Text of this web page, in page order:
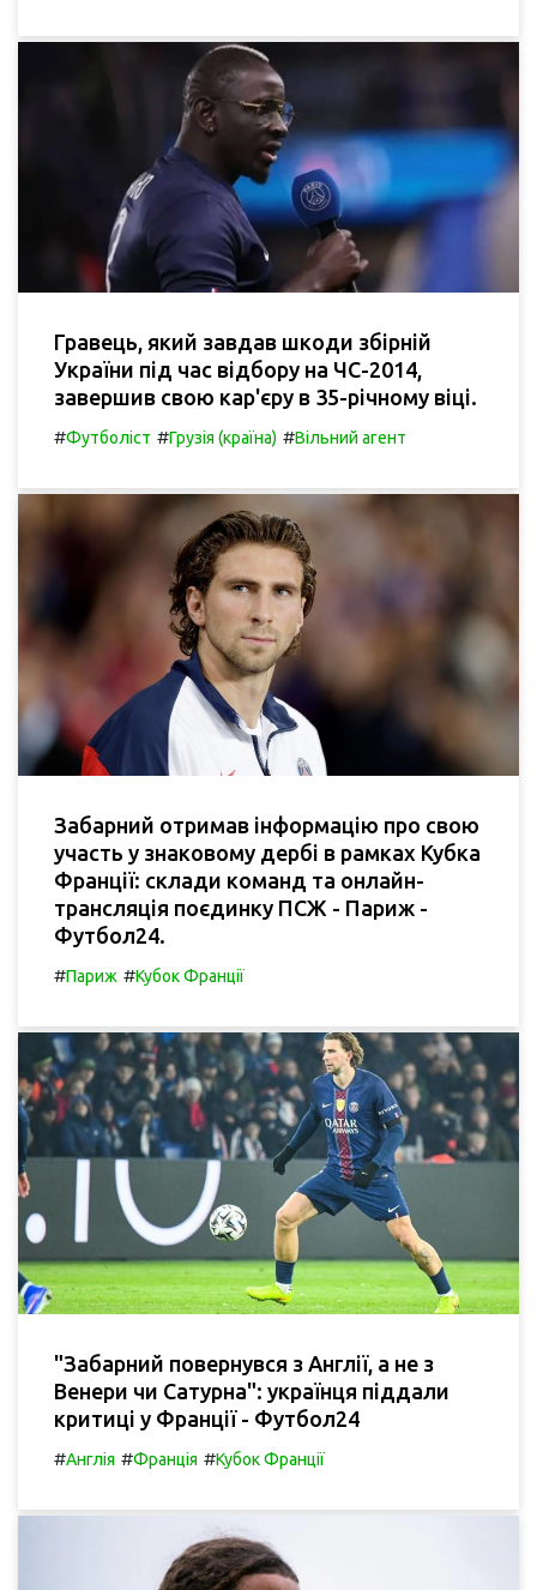
Гравець, який завдав шкоди збірній
України під час відбору на ЧС-2014,
завершив свою кар'єру в 35-річному віці.
#Футболіст #Грузія (країна) #Вільний агент
Забарний отримав інформацію про свою
участь у знаковому дербі в рамках Кубка
Франції: склади команд та онлайн-
трансляція поєдинку ПСЖ - Париж -
Футбол24.
#Париж #Кубок Франції
"Забарний повернувся з Англії, а не з
Венери чи Сатурна": українця піддали
критиці у Франції - Футбол24
#Англія #Франція #Кубок Франції